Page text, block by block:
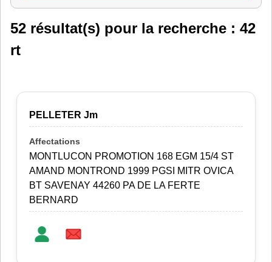
52 résultat(s) pour la recherche : 42
rt
PELLETER Jm
MONTLUCON PROMOTION 168 EGM 15/4 ST
AMAND MONTROND 1999 PGSI MITR OVICA
BT SAVENAY 44260 PA DE LA FERTE
BERNARD